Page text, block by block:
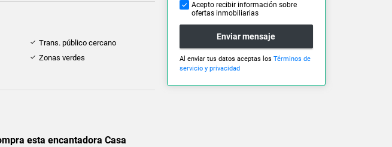
Trans. público cercano
Zonas verdes
esta encantadora Casa
Acepto recibir información sobre
ofertas inmobiliarias
Enviar mensaje
Al enviar tus datos aceptas los Términos de
servicio y privacidad